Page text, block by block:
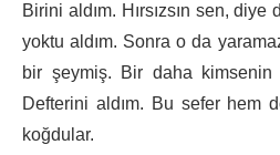
Birini aldım. Hırsızsın sen,
yoktu aldım. Sonra o da
bir şeymiş. Bir daha kimsenin
Defterini aldım. Bu sefer hem
koğdular.